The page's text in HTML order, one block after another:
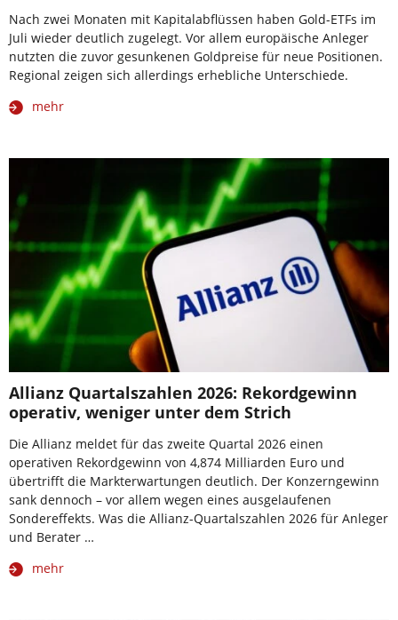
Nach zwei Monaten mit Kapitalabflüssen haben Gold-ETFs im
Juli wieder deutlich zugelegt. Vor allem europäische Anleger
nutzten die zuvor gesunkenen Goldpreise für neue Positionen.
Regional zeigen sich allerdings erhebliche Unterschiede.
mehr
Allianz Quartalszahlen 2026: Rekordgewinn
operativ, weniger unter dem Strich
Die Allianz meldet für das zweite Quartal 2026 einen
operativen Rekordgewinn von 4,874 Milliarden Euro und
übertrifft die Markterwartungen deutlich. Der Konzerngewinn
sank dennoch – vor allem wegen eines ausgelaufenen
Sondereffekts. Was die Allianz-Quartalszahlen 2026 für Anleger
und Berater …
mehr